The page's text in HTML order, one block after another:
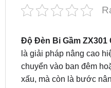
Độ Đèn Bi Gầm ZX301
chuyển vào ban đêm
xấu, mà còn là bước
xe của bạn trở nên hiện
Địa chỉđộ đèn bi gầm